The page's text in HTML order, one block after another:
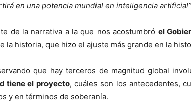
en una potencia mundial en inteligencia
de la narrativa a la que nos acostumbró el
la historia, que hizo el ajuste más grande en la
que hay terceros de magnitud global
tiene el proyecto, cuáles son los antecedentes,
y en términos de soberanía.